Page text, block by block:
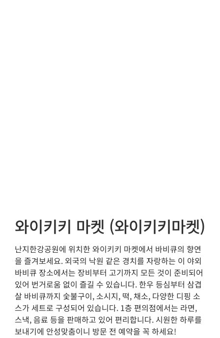
와이키키 마켓 (와이키키마켓)
난지한강공원에 위치한 와이키키 마켓에서 바비큐의 향연
을 즐겨보세요. 외국의 낙원 같은 경치를 자랑하는 이 야외
바비큐 장소에서는 장비부터 고기까지 모든 것이 준비되어
있어 번거로움 없이 즐길 수 있습니다. 한우 등심부터 삼겹
살 바비큐까지 숯불구이, 소시지, 떡, 채소, 다양한 디핑 소
스가 세트로 구성되어 있습니다. 1층 편의점에서는 라면,
스낵, 음료 등을 판매하고 있어 편리합니다. 시원한 하루를
보내기에 안성맞춤이니 방문 전 예약을 꼭 하세요!